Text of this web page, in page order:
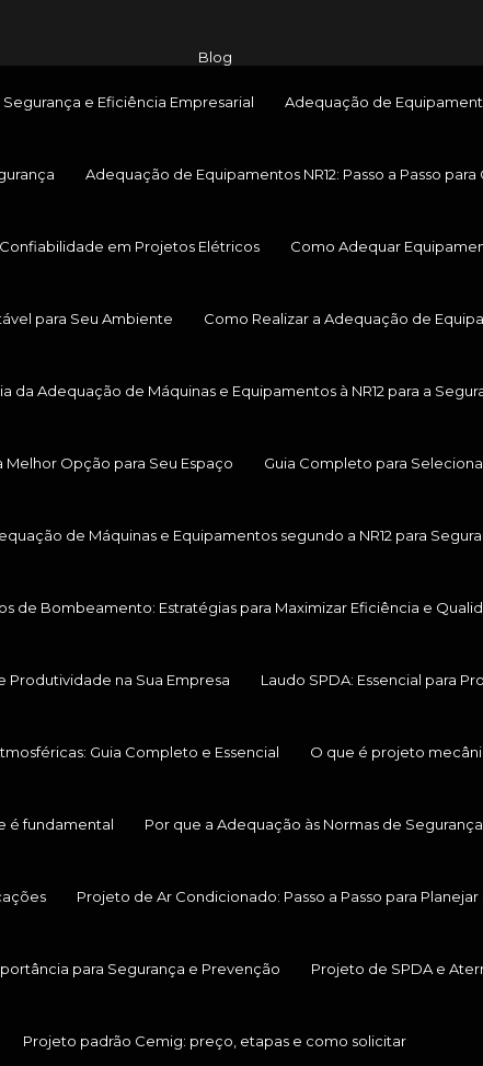
Blog
e Eficiência Empresarial Adequação de
Adequação de Equipamentos NR12: Passo a Passo
Confiabilidade em Projetos Elétricos Como Adequar
para Seu Ambiente Como Realizar a Adequação de
da Adequação de Máquinas e Equipamentos à NR12 para a
Opção para Seu Espaço Guia Completo para
de Máquinas e Equipamentos segundo a NR12 para
de Bombeamento: Estratégias para Maximizar Eficiência e
Produtividade na Sua Empresa Laudo SPDA: Essencial para
Guia Completo e Essencial O que é projeto
é fundamental Por que a Adequação às Normas de
Projeto de Ar Condicionado: Passo a Passo para
para Segurança e Prevenção Projeto de SPDA e
Projeto padrão Cemig: preço, etapas e como solicitar